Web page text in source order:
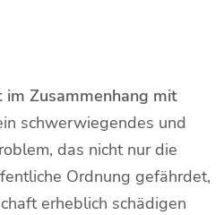
Zusammenhang mit
schwerwiegendes und
das nicht nur die
Ordnung gefährdet,
erheblich schädigen